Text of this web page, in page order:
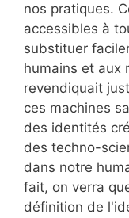
nos pratiques.
accessibles à
substituer
humains et aux
revendiquait
ces machines
des identités
des techno-
dans notre
fait, on verra
définition de